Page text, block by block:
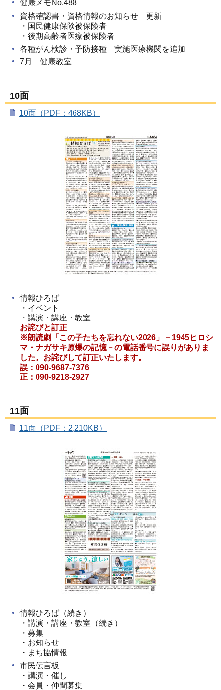
健康メモNo.488
資格確認書・資格情報のお知らせ 更新
・国民健康保険被保険者
・後期高齢者医療被保険者
各種がん検診・予防接種 実施医療機関を追加
7月 健康教室
10面
10面（PDF：468KB）
情報ひろば
・イベント
・講演・講座・教室
お詫びと訂正
※朗読劇「この子たちを忘れない2026」－1945ヒロシ
マ・ナガサキ原爆の記憶－の電話番号に誤りがありま
した。お詫びして訂正いたします。
誤：090-9687-7376
正：090-9218-2927
11面
11面（PDF：2,210KB）
情報ひろば（続き）
・講演・講座・教室（続き）
・募集
・お知らせ
・まち協情報
市民伝言板
・講演・催し
・会員・仲間募集